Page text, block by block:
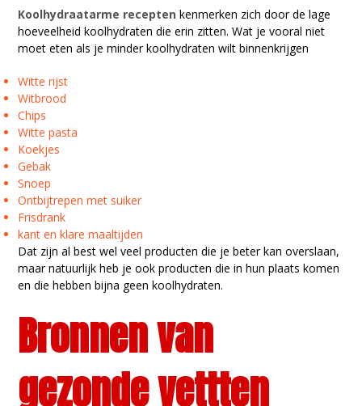
Koolhydraatarme recepten kenmerken zich door de lage
hoeveelheid koolhydraten die erin zitten. Wat je vooral niet
moet eten als je minder koolhydraten wilt binnenkrijgen
Witte rijst
Witbrood
Chips
Witte pasta
Koekjes
Gebak
Snoep
Ontbijtrepen met suiker
Frisdrank
kant en klare maaltijden
Dat zijn al best wel veel producten die je beter kan overslaan,
maar natuurlijk heb je ook producten die in hun plaats komen
en die hebben bijna geen koolhydraten.
Bronnen van
gezonde vettten